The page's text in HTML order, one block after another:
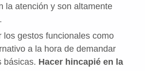
la atención y son altamente
los gestos funcionales como
a la hora de demandar
básicas. Hacer hincapié en la